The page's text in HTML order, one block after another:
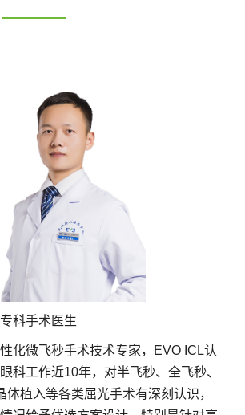
科手术医生
化微飞秒手术技术专家，EVO ICL认
科工作近10年，对半飞秒、全飞秒、
体植入等各类屈光手术有深刻认识，